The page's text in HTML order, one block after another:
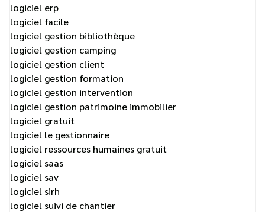
logiciel erp
logiciel facile
logiciel gestion bibliothèque
logiciel gestion camping
logiciel gestion client
logiciel gestion formation
logiciel gestion intervention
logiciel gestion patrimoine immobilier
logiciel gratuit
logiciel le gestionnaire
logiciel ressources humaines gratuit
logiciel saas
logiciel sav
logiciel sirh
logiciel suivi de chantier